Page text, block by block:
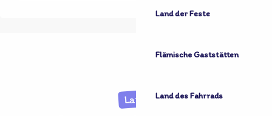
Land der Feste
Flämische Gaststätten
Land des Fahrrads
Land